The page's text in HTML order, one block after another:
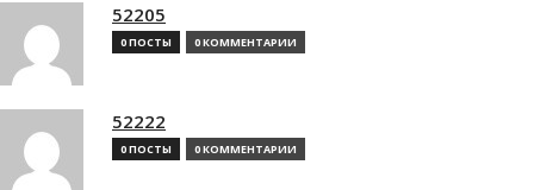
52205
0 ПОСТЫ 0 КОММЕНТАРИИ
52222
0 ПОСТЫ 0 КОММЕНТАРИИ